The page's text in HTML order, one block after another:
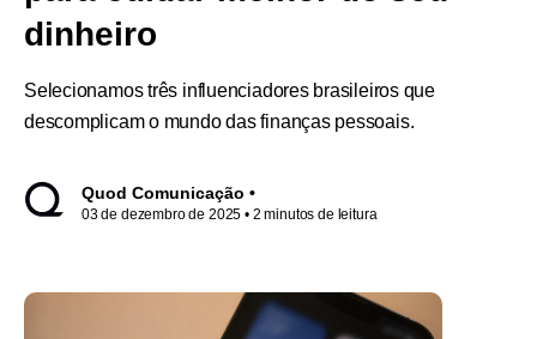
dinheiro
Selecionamos três influenciadores brasileiros que
descomplicam o mundo das finanças pessoais.
Quod Comunicação •
03 de dezembro de 2025 • 2 minutos de leitura